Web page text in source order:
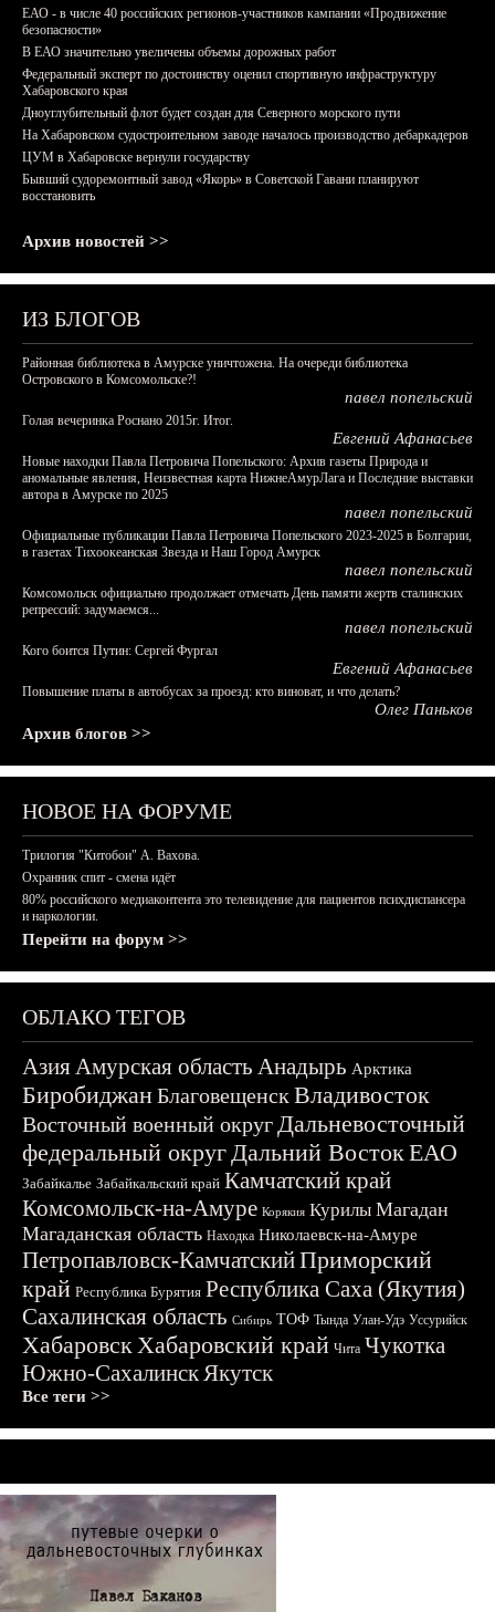
ЕАО - в числе 40 российских регионов-участников кампании «Продвижение
безопасности»
В ЕАО значительно увеличены объемы дорожных работ
Федеральный эксперт по достоинству оценил спортивную инфраструктуру
Хабаровского края
Дноуглубительный флот будет создан для Северного морского пути
На Хабаровском судостроительном заводе началось производство дебаркадеров
ЦУМ в Хабаровске вернули государству
Бывший судоремонтный завод «Якорь» в Советской Гавани планируют
восстановить
Архив новостей >>
ИЗ БЛОГОВ
Районная библиотека в Амурске уничтожена. На очереди библиотека
Островского в Комсомольске?!
павел попельский
Голая вечеринка Роснано 2015г. Итог.
Евгений Афанасьев
Новые находки Павла Петровича Попельского: Архив газеты Природа и
аномальные явления, Неизвестная карта НижнеАмурЛага и Последние выставки
автора в Амурске по 2025
павел попельский
Официальные публикации Павла Петровича Попельского 2023-2025 в Болгарии,
в газетах Тихоокеанская Звезда и Наш Город Амурск
павел попельский
Комсомольск официально продолжает отмечать День памяти жертв сталинских
репрессий: задумаемся...
павел попельский
Кого боится Путин: Сергей Фургал
Евгений Афанасьев
Повышение платы в автобусах за проезд: кто виноват, и что делать?
Олег Паньков
Архив блогов >>
НОВОЕ НА ФОРУМЕ
Трилогия "Китобои" А. Вахова.
Охранник спит - смена идёт
80% российского медиаконтента это телевидение для пациентов психдиспансера
и наркологии.
Перейти на форум >>
ОБЛАКО ТЕГОВ
АзияАмурская область Анадырь Арктика
БиробиджанБлаговещенскВладивосток
Восточный военный округДальневосточный
федеральный округДальний ВостокЕАО
Забайкалье Забайкальский край Камчатский край
Комсомольск-на-Амуре Корякия Курилы Магадан
Магаданская область Находка Николаевск-на-Амуре
Петропавловск-КамчатскийПриморский
край Республика Бурятия Республика Саха (Якутия)
Сахалинская область Сибирь ТОФ Тында Улан-Удэ Уссурийск
ХабаровскХабаровский край Чита Чукотка
Южно-СахалинскЯкутск
Все теги >>